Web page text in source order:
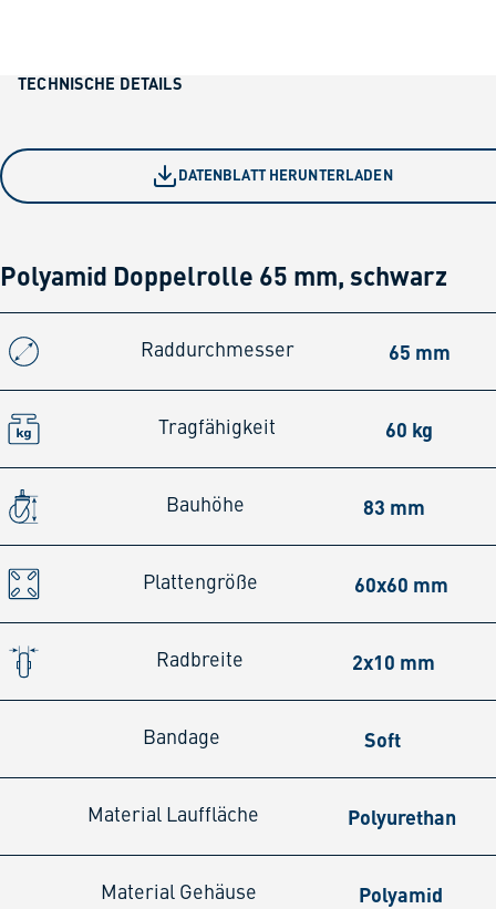
TECHNISCHE DETAILS
DATENBLATT HERUNTERLADEN
Polyamid Doppelrolle 65 mm, schwarz
Raddurchmesser 65 mm
Tragfähigkeit 60 kg
Bauhöhe 83 mm
Plattengröße 60x60 mm
Radbreite 2x10 mm
Bandage Soft
Material Lauffläche Polyurethan
Material Gehäuse Polyamid